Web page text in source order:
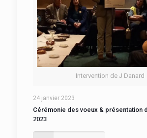
Intervention de J Danard
24 janvier 2023
Cérémonie des voeux & présentation
2023